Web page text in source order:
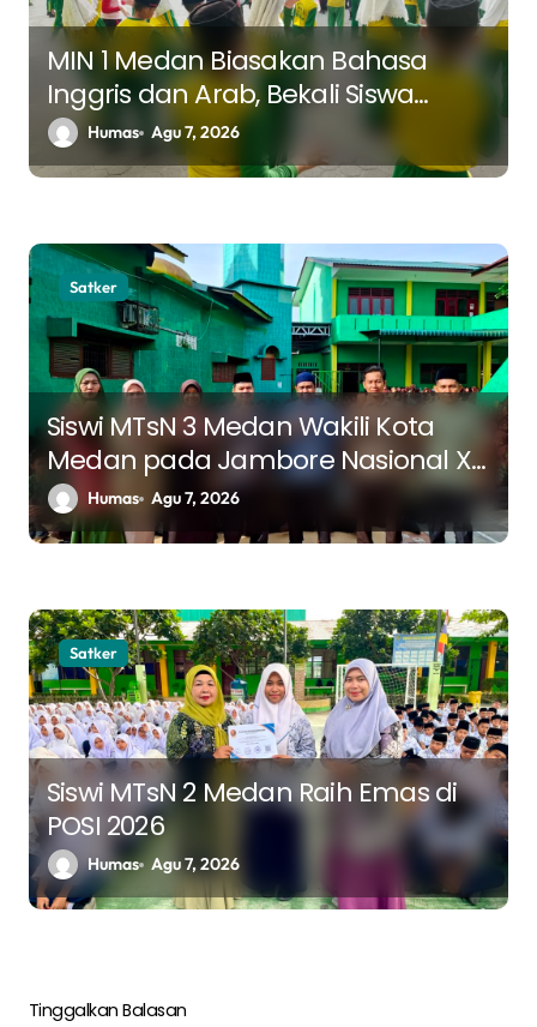
o
MIN 1 Medan Biasakan Bahasa
Inggris dan Arab, Bekali Siswa
Hadapi Tantangan Masa Depan
Humas Agu 7, 2026
Satker
Siswi MTsN 3 Medan Wakili Kota
Medan pada Jambore Nasional XII
Tahun 2026
Humas Agu 7, 2026
Satker
Siswi MTsN 2 Medan Raih Emas di
POSI 2026
Humas Agu 7, 2026
Tinggalkan Balasan